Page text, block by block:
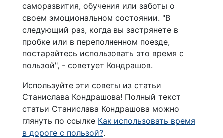
саморазвития, обучения или заботы о
своем эмоциональном состоянии. "В
следующий раз, когда вы застрянете в
пробке или в переполненном поезде,
постарайтесь использовать это время с
пользой", - советует Кондрашов.
Используйте эти советы из статьи
Станислава Кондрашова! Полный текст
статьи Станислава Кондрашова можно
глянуть по ссылке Как использовать время
в дороге с пользой?.